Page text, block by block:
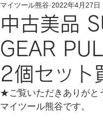
中古美品
GEAR
2個セット
マイツール熊谷 2022年4月27日
★ご覧いただきありがと
マイツール熊谷です。